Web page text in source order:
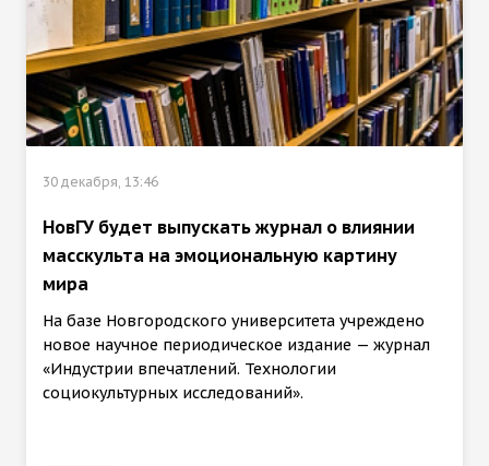
30 декабря, 13:46
НовГУ будет выпускать журнал о влиянии
масскульта на эмоциональную картину
мира
На базе Новгородского университета учреждено
новое научное периодическое издание — журнал
«Индустрии впечатлений. Технологии
социокультурных исследований».